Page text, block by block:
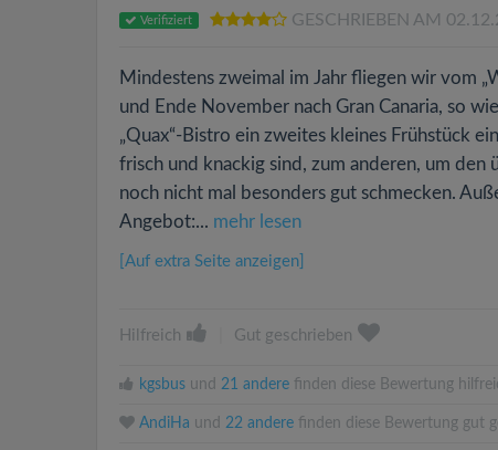
Verifiziert GESCHRIEBEN AM
Mindestens zweimal im Jahr fliegen wir vom
und Ende November nach Gran Canaria, so
„Quax“-Bistro ein zweites kleines Frühstück
frisch und knackig sind, zum anderen, um
noch nicht mal besonders gut schmecken.
Angebot:... mehr lesen
[Auf extra Seite anzeigen]
Hilfreich Gut geschrieben
kgsbus und 21 andere finden diese Bewertung
AndiHa und 22 andere finden diese Bewertung gut